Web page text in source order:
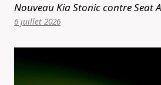
Nouveau Kia Stonic contre Seat
6 juillet 2026